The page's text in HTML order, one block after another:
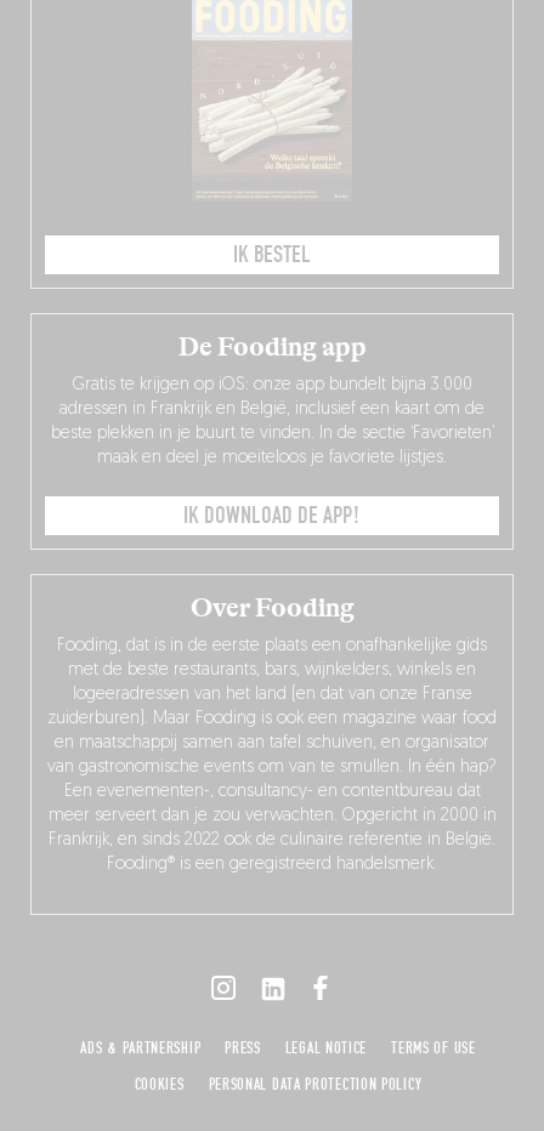
IK BESTEL
Over Fooding
Fooding, dat is in de eerste plaats een onafhankelijke gids
met de beste restaurants, bars, wijnkelders, winkels en
logeeradressen van het land (en dat van onze Franse
zuiderburen). Maar Fooding is ook een magazine waar food
en maatschappij samen aan tafel schuiven, en organisator
van gastronomische events om van te smullen. In één hap?
Een evenementen-, consultancy- en contentbureau dat
meer serveert dan je zou verwachten. Opgericht in 2000 in
Frankrijk, en sinds 2022 ook de culinaire referentie in België.
Fooding® is een geregistreerd handelsmerk.
De Fooding app
Gratis te krijgen op iOS: onze app bundelt bijna 3.000
adressen in Frankrijk en België, inclusief een kaart om de
beste plekken in je buurt te vinden. In de sectie ‘Favorieten’
maak en deel je moeiteloos je favoriete lijstjes.
IK DOWNLOAD DE APP!
ADS & PARTNERSHIP PRESS LEGAL NOTICE
TERMS OF USE
COOKIES
PERSONAL DATA PROTECTION POLICY